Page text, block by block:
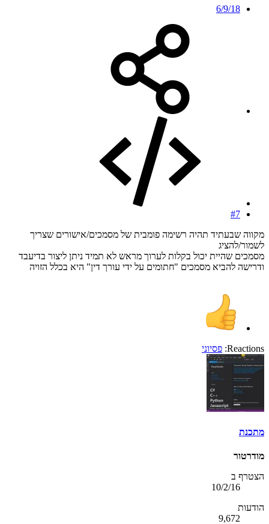
6/9/18
#7
מקווה שבעתיד תהיה רשימה פומבית של מסמכים/אישורים שצריך
לשמור/להציג
מסמכים שהיית יכול בקלות לערוך מראש לא תמיד ניתן ליצור בדיעבד
ודרישה להביא מסמכים "חתומים על ידי עורך דין" היא בכלל הזויה
Reactions: פסיוני
מתכנת
מודרטור
הצטרף ב
10/2/16
הודעות
9,672